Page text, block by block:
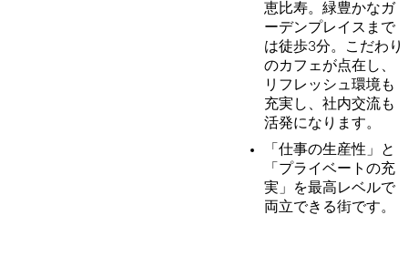
恵比寿。緑豊かなガ
ーデンプレイスまで
は徒歩3分。こだわり
のカフェが点在し、
リフレッシュ環境も
充実し、社内交流も
活発になります。
「仕事の生産性」と
「プライベートの充
実」を最高レベルで
両立できる街です。